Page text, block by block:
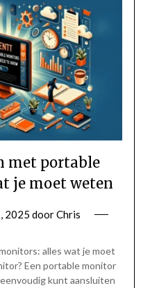
met portable
je moet weten
2025 doorChris
alles wat je moet
Een portable monitor
kunt aansluiten